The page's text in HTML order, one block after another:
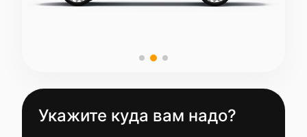
Укажите куда вам надо?